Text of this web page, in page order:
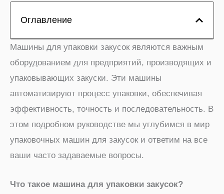
Оглавление
Машины для упаковки закусок являются важным
оборудованием для предприятий, производящих и
упаковывающих закуски. Эти машины
автоматизируют процесс упаковки, обеспечивая
эффективность, точность и последовательность. В
этом подробном руководстве мы углубимся в мир
упаковочных машин для закусок и ответим на все
ваши часто задаваемые вопросы.
Что такое машина для упаковки закусок?